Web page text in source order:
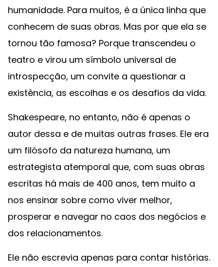
humanidade. Para muitos, é a única linha que
conhecem de suas obras. Mas por que ela se
tornou tão famosa? Porque transcendeu o
teatro e virou um símbolo universal de
introspecção, um convite a questionar a
existência, as escolhas e os desafios da vida.
Shakespeare, no entanto, não é apenas o
autor dessa e de muitas outras frases. Ele era
um filósofo da natureza humana, um
estrategista atemporal que, com suas obras
escritas há mais de 400 anos, tem muito a
nos ensinar sobre como viver melhor,
prosperar e navegar no caos dos negócios e
dos relacionamentos.
Ele não escrevia apenas para contar histórias.